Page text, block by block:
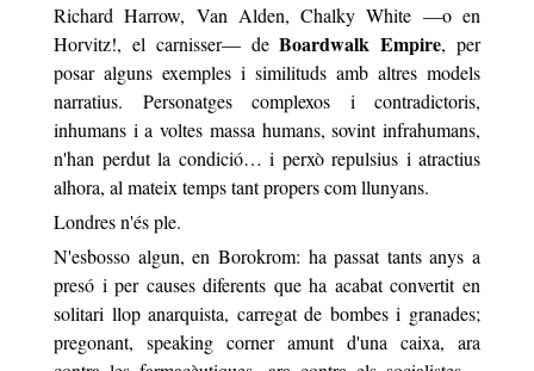
Richard Harrow, Van Alden, Chalky White —o en
Horvitz!, el carnisser— deBoardwalk Empire, per
posar alguns exemples i similituds amb altres models
narratius. Personatges complexos i contradictoris,
inhumans i a voltes massa humans, sovint infrahumans,
n'han perdut la condició… i perxò repulsius i atractius
alhora, al mateix temps tant propers com llunyans.
Londres n'és ple.
N'esbosso algun, en Borokrom: ha passat tants anys a
presó i per causes diferents que ha acabat convertit en
solitari llop anarquista, carregat de bombes i granades;
pregonant, speaking corner amunt d'una caixa, ara